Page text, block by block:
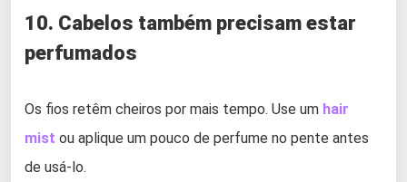
10. Cabelos também precisam estar
perfumados
Os fios retêm cheiros por mais tempo. Use um hair
mist ou aplique um pouco de perfume no pente antes
de usá-lo.